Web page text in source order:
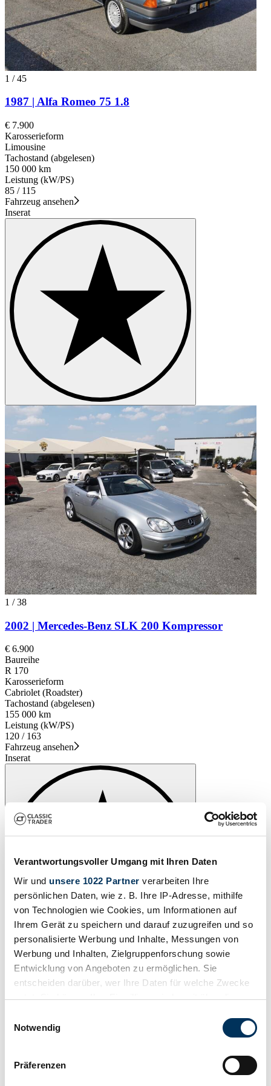
Verantwortungsvoller Umgang mit Ihren Daten
Wir und unsere 1022 Partner verarbeiten Ihre
persönlichen Daten, wie z. B. Ihre IP-Adresse, mithilfe
von Technologien wie Cookies, um Informationen auf
Ihrem Gerät zu speichern und darauf zuzugreifen und so
personalisierte Werbung und Inhalte, Messungen von
Werbung und Inhalten, Zielgruppenforschung sowie
Entwicklung von Angeboten zu ermöglichen. Sie
entscheiden darüber, wer Ihre Daten für welche Zwecke
nutzt. Sie können Ihre Einwilligung jederzeit über die
Trigger Symbol ändern oder widerrufen
Informationen über Ihre geografische Lage
Notwendig
Präferenzen
1 /45
1987 | Alfa Romeo 75 1.8
€ 7.900
Karosserieform
Limousine
Tachostand (abgelesen)
150 000 km
Leistung (kW/PS)
85 / 115
Fahrzeug ansehen
Inserat
1 /38
2002 | Mercedes-Benz SLK 200 Kompressor
€ 6.900
Baureihe
R 170
Karosserieform
Cabriolet (Roadster)
Tachostand (abgelesen)
155 000 km
Leistung (kW/PS)
120 / 163
Fahrzeug ansehen
Inserat